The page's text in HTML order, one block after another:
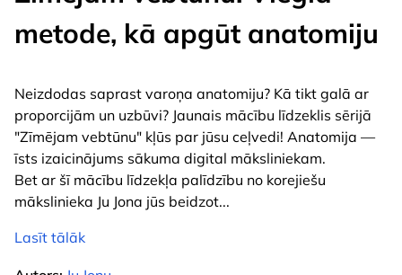
metode, kā apgūt anatomiju
Neizdodas saprast varoņa anatomiju? Kā tikt galā ar
proporcijām un uzbūvi? Jaunais mācību līdzeklis sērijā
"Zīmējam vebtūnu" kļūs par jūsu ceļvedi! Anatomija —
īsts izaicinājums sākuma digital māksliniekam.
Bet ar šī mācību līdzekļa palīdzību no korejiešu
mākslinieka Ju Jona jūs beidzot...
Lasīt tālāk